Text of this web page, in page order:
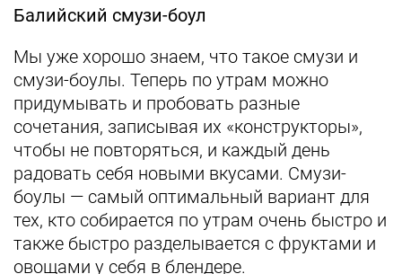
Балийский смузи-боул
Мы уже хорошо знаем, что такое смузи и
смузи-боулы. Теперь по утрам можно
придумывать и пробовать разные
сочетания, записывая их «конструкторы»,
чтобы не повторяться, и каждый день
радовать себя новыми вкусами. Смузи-
боулы — самый оптимальный вариант для
тех, кто собирается по утрам очень быстро и
также быстро разделывается с фруктами и
овощами у себя в блендере.